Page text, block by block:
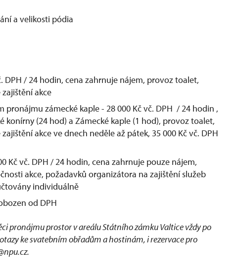
a velikosti pódia
DPH / 24 hodin, cena zahrnuje nájem, provoz toalet,
akce
pronájmu zámecké kaple - 28 000 Kč vč. DPH / 24 hodin ,
konírny (24 hod) a Zámecké kaple (1 hod), provoz toalet,
akce ve dnech neděle až pátek, 35 000 Kč vč. DPH
Kč vč. DPH / 24 hodin, cena zahrnuje pouze nájem,
akce, požadavků organizátora na zajištění služeb
individuálně
od DPH
pronájmu prostor v areálu Státního zámku Valtice vždy po
ke svatebním obřadům a hostinám, i rezervace pro